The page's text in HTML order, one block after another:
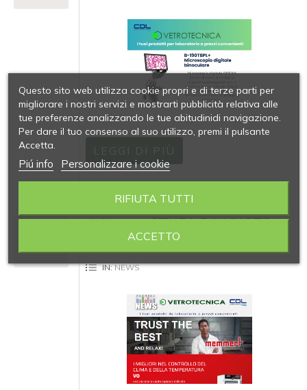
Essicazione a vuoto rapida e
delicata - STUFA DA VUOTO
IN: NEWS
Questo sito web utilizza cookie propri e di terze parti per
migliorare i nostri servizi e mostrarti pubblicità relativa alle
tue preferenze analizzando le tue abitudinidi navigazione.
Per dare il tuo consenso al suo utilizzo, premi il pulsante
Accetta.
Piú info Personalizzare i cookie
RIFIUTA TUTTI
ACCETTO